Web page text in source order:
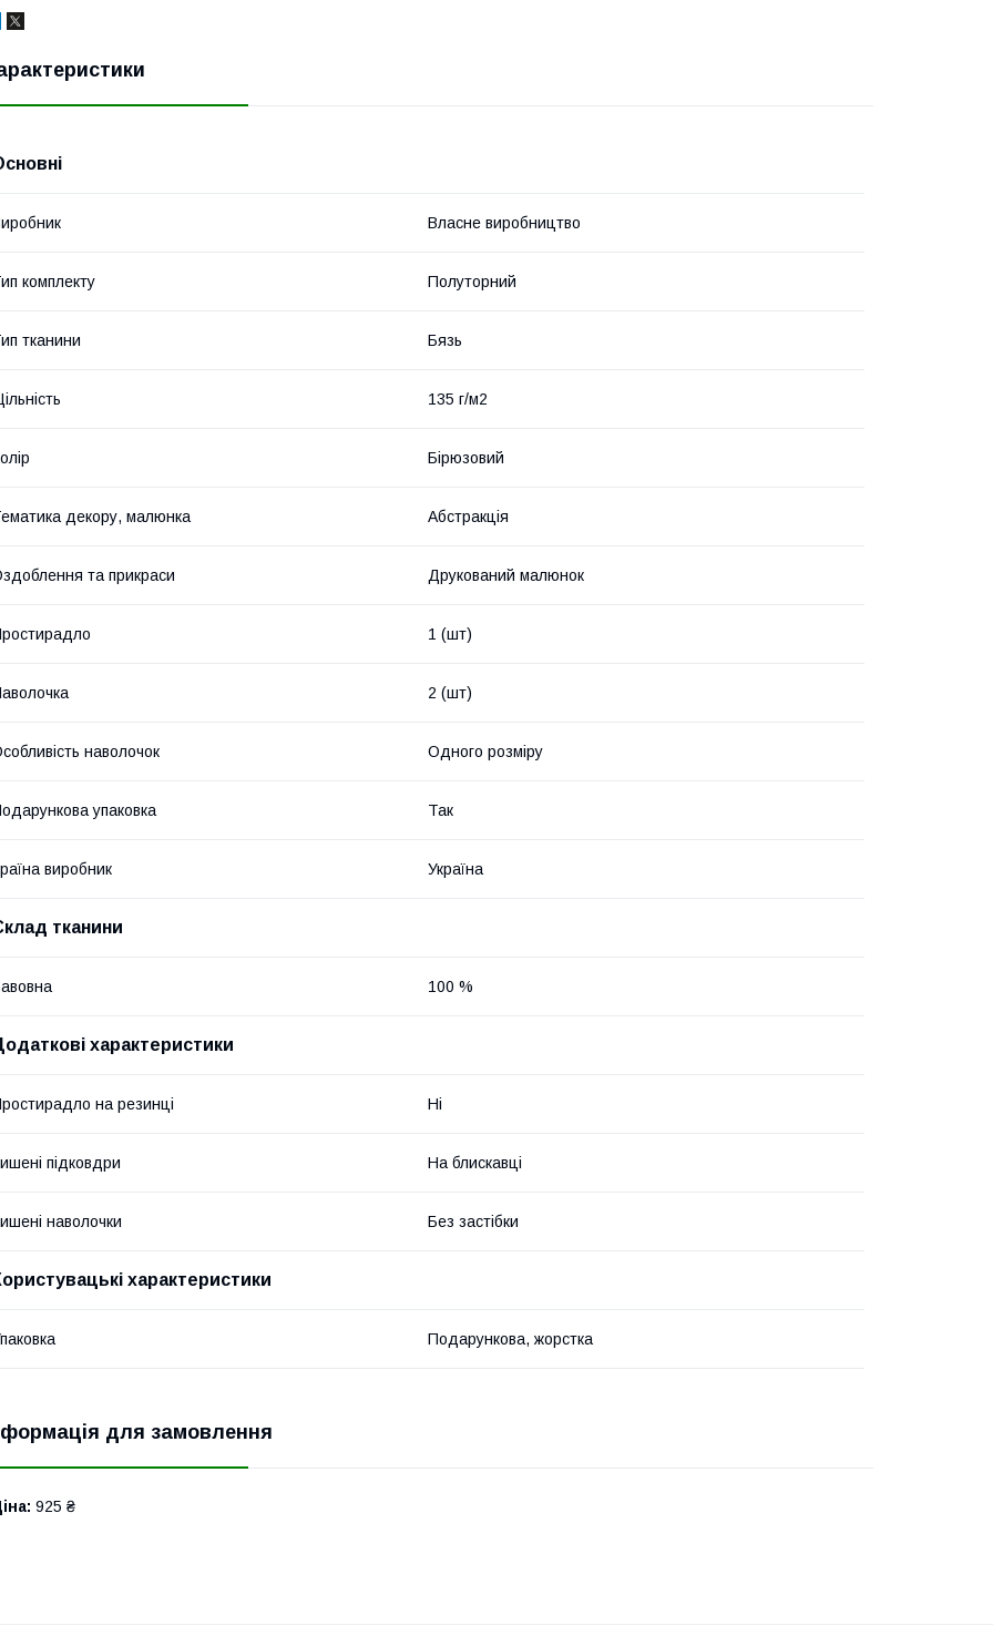
Власне виробництво
комплекту Полуторний
тканини Бязь
135 г/м2
Бірюзовий
декору, малюнка Абстракція
та прикраси Друкований малюнок
1 (шт)
2 (шт)
наволочок Одного розміру
упаковка Так
виробник Україна
тканини
100 %
характеристики
на резинці Ні
підковдри На блискавці
наволочки Без застібки
характеристики
Подарункова, жорстка
для замовлення
925 ₴